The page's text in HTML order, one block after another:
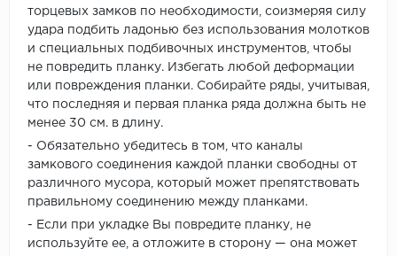
торцевых замков по необходимости, соизмеряя силу
удара подбить ладонью без использования молотков
и специальных подбивочных инструментов, чтобы
не повредить планку. Избегать любой деформации
или повреждения планки. Собирайте ряды, учитывая,
что последняя и первая планка ряда должна быть не
менее 30 см. в длину.
- Обязательно убедитесь в том, что каналы
замкового соединения каждой планки свободны от
различного мусора, который может препятствовать
правильному соединению между планками.
- Если при укладке Вы повредите планку, не
используйте ее, а отложите в сторону — она может